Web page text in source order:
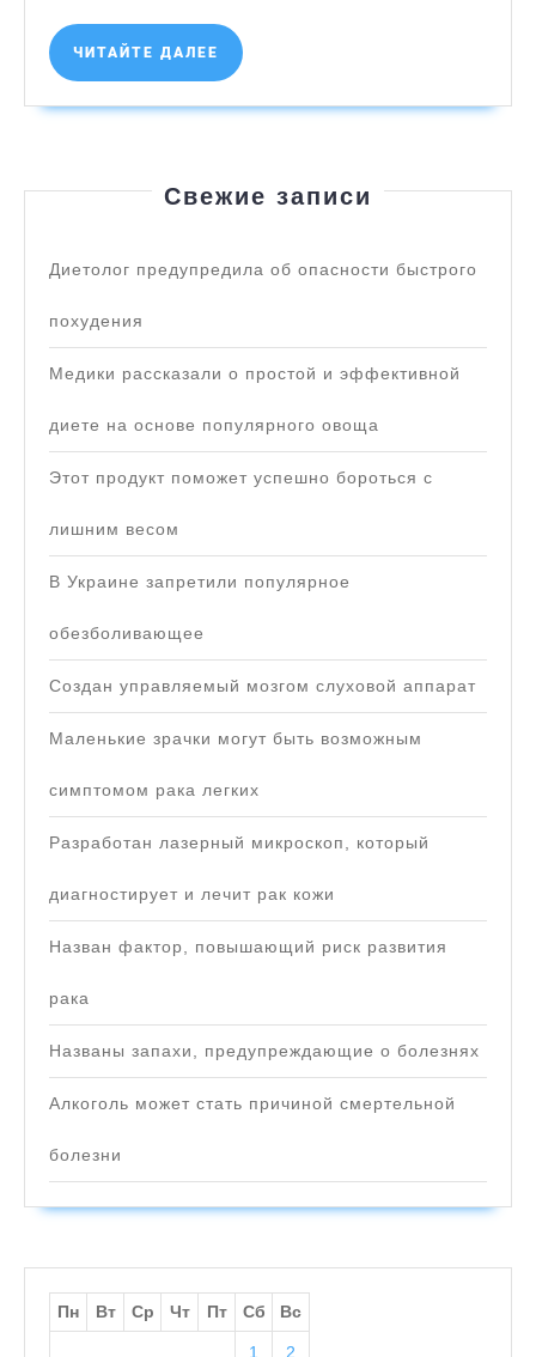
ЧИТАЙТЕ ДАЛЕЕ ЧИТАЙТЕ
ДАЛЕЕ
Свежие записи
Диетолог предупредила об опасности быстрого
похудения
Медики рассказали о простой и эффективной
диете на основе популярного овоща
Этот продукт поможет успешно бороться с
лишним весом
В Украине запретили популярное
обезболивающее
Создан управляемый мозгом слуховой аппарат
Маленькие зрачки могут быть возможным
симптомом рака легких
Разработан лазерный микроскоп, который
диагностирует и лечит рак кожи
Назван фактор, повышающий риск развития
рака
Названы запахи, предупреждающие о болезнях
Алкоголь может стать причиной смертельной
болезни
Пн Вт Ср Чт Пт Сб Вс
1 2